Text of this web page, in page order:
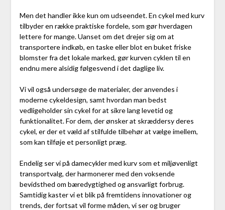
Men det handler ikke kun om udseendet. En cykel med kurv
tilbyder en række praktiske fordele, som gør hverdagen
lettere for mange. Uanset om det drejer sig om at
transportere indkøb, en taske eller blot en buket friske
blomster fra det lokale marked, gør kurven cyklen til en
endnu mere alsidig følgesvend i det daglige liv.
Vi vil også undersøge de materialer, der anvendes i
moderne cykeldesign, samt hvordan man bedst
vedligeholder sin cykel for at sikre lang levetid og
funktionalitet. For dem, der ønsker at skræddersy deres
cykel, er der et væld af stilfulde tilbehør at vælge imellem,
som kan tilføje et personligt præg.
Endelig ser vi på damecykler med kurv som et miljøvenligt
transportvalg, der harmonerer med den voksende
bevidsthed om bæredygtighed og ansvarligt forbrug.
Samtidig kaster vi et blik på fremtidens innovationer og
trends, der fortsat vil forme måden, vi ser og bruger